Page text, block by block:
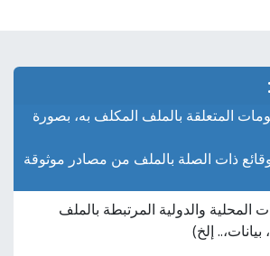
المتعلقة بالملف المكلف به، بصورة
ذات الصلة بالملف من مصادر موثوقة
المحلية والدولية المرتبطة بالملف
إلخ)